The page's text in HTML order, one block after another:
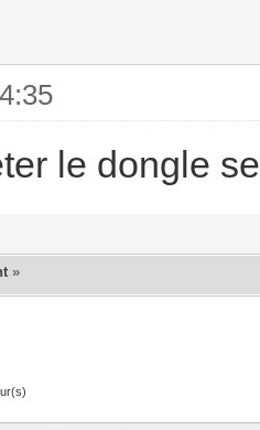
le dongle
»